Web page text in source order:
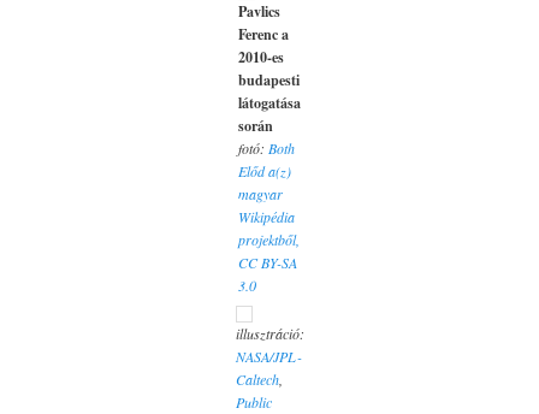
Pavlics
Ferenc a
2010-es
budapesti
látogatása
során
fotó: Both
Előd a(z)
magyar
Wikipédia
projektből,
CC BY-SA
3.0
illusztráció:
NASA/JPL-
Caltech,
Public